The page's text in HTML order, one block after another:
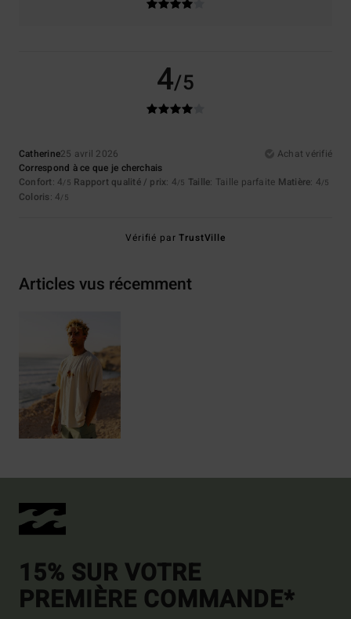
4/5
Catherine25 avril 2026
Achat vérifié
Correspond à ce que je cherchais
Confort: 4/5 Rapport qualité / prix: 4/5 Taille: Taille parfaite Matière: 4/5
Coloris: 4/5
Vérifié parTrustVille
Articles vus récemment
15% SUR VOTRE
PREMIÈRE COMMANDE*